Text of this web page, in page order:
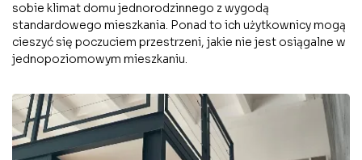
sobie klimat domu jednorodzinnego z wygodą
standardowego mieszkania. Ponad to ich użytkownicy mogą
cieszyć się poczuciem przestrzeni, jakie nie jest osiągalne w
jednopoziomowym mieszkaniu.